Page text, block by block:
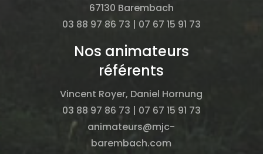
67130 Barembach
03 88 97 86 73 | 07 67 15 91 73
Nos animateurs
référents
Vincent Royer, Daniel Hornung
03 88 97 86 73 | 07 67 15 91 73
animateurs@mjc-
barembach.com